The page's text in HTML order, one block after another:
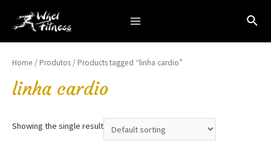
para
o
Home / Produtos / Products tagged “linha cardio”
linha cardio
Showing the single result